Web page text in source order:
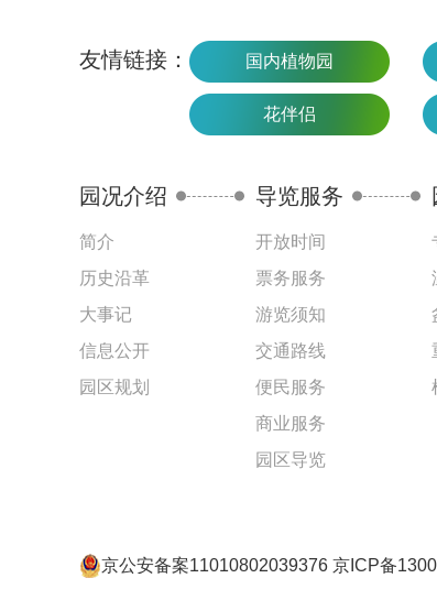
友情链接： 国内植物园
花伴侣
园况介绍
简介
历史沿革
大事记
信息公开
园区规划
导览服务
开放时间
票务服务
游览须知
交通路线
便民服务
商业服务
园区导览
京公安备案11010802039376 京ICP备